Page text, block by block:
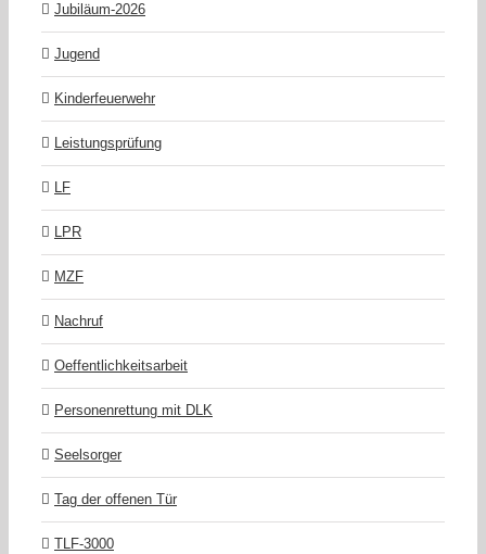
Jubiläum-2026
Jugend
Kinderfeuerwehr
Leistungsprüfung
LF
LPR
MZF
Nachruf
Oeffentlichkeitsarbeit
Personenrettung mit DLK
Seelsorger
Tag der offenen Tür
TLF-3000